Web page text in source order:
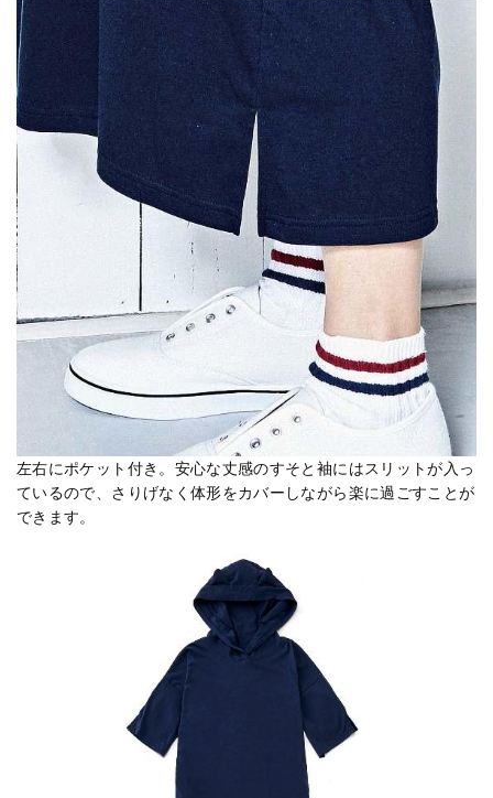
左右にポケット付き。安心な丈感のすそと袖にはスリットが入っ
ているので、さりげなく体形をカバーしながら楽に過ごすことが
できます。